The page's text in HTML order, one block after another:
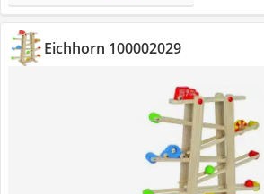
Eichhorn 100002029